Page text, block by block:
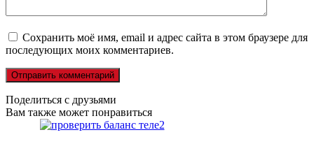
Сохранить моё имя, email и адрес сайта в этом браузере для
последующих моих комментариев.
Поделиться с друзьями
Вам также может понравиться